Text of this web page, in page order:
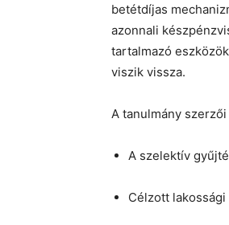
betétdíjas
azonnali
tartalmazó
viszik vissza.
A tanulmány
A szelektív
Célzott